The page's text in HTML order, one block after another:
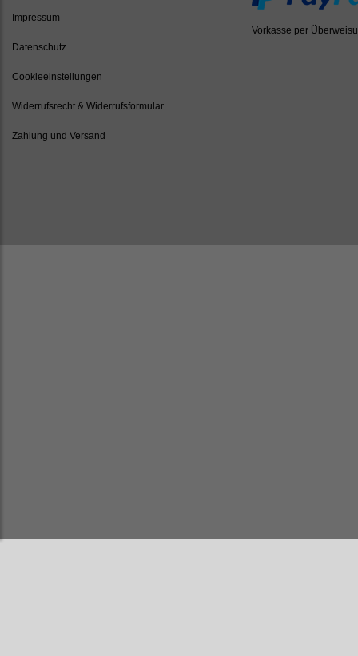
Impressum
Datenschutz
Cookieeinstellungen
Widerrufsrecht & Widerrufsformular
Zahlung und Versand
Vorkasse per